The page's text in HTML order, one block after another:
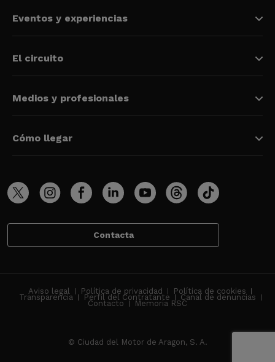
Eventos y experiencias
El circuito
Medios y profesionales
Cómo llegar
Contacta
Aviso legal Política de privacidad Política de cookies
Transparencia Perfil del Contratante Canal de denuncias
Contacto Memoria RSC
© Ciudad del Motor de Aragon, S. A.